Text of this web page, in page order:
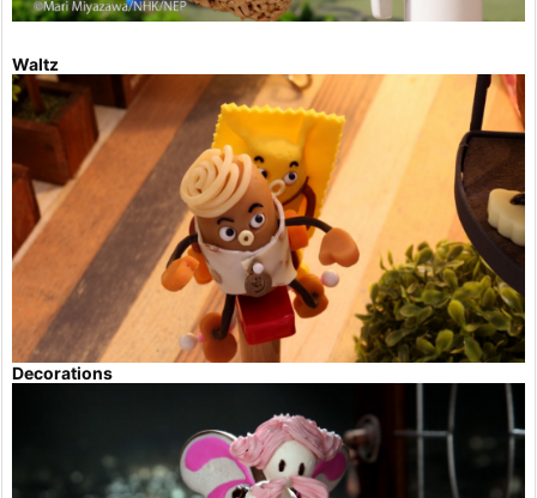
Waltz
Decorations